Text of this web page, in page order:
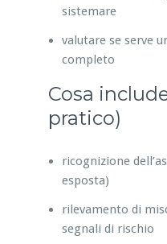
sistemare
valutare se serve
completo
Cosa
pratico)
ricognizione
esposta)
rilevamento di
segnali di rischio